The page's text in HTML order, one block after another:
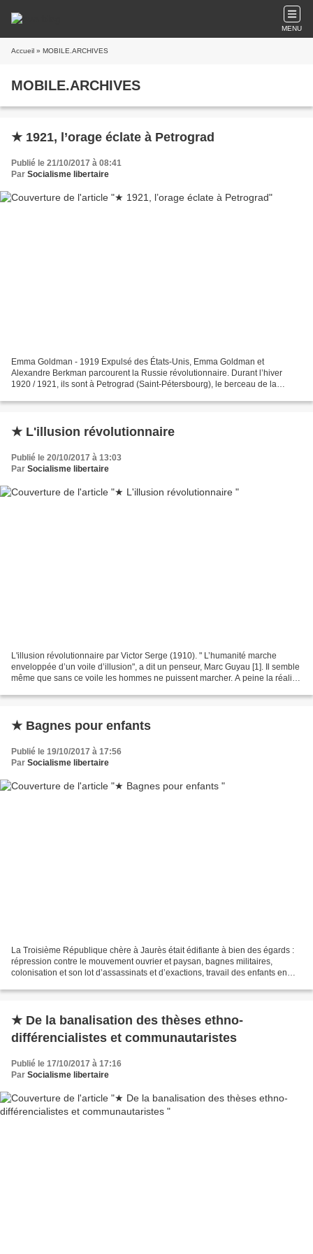
MENU
Accueil » MOBILE.ARCHIVES
MOBILE.ARCHIVES
★ 1921, l’orage éclate à Petrograd
Publié le 21/10/2017 à 08:41
Par Socialisme libertaire
Emma Goldman - 1919 Expulsé des États-Unis, Emma Goldman et
Alexandre Berkman parcourent la Russie révolutionnaire. Durant l’hiver
1920 / 1921, ils sont à Petrograd (Saint-Pétersbourg), le berceau de la
★ L'illusion révolutionnaire
Publié le 20/10/2017 à 13:03
Par Socialisme libertaire
L'illusion révolutionnaire par Victor Serge (1910). " L’humanité marche
enveloppée d’un voile d’illusion", a dit un penseur, Marc Guyau [1]. Il semble
même que sans ce voile les hommes ne puissent marcher. A peine la réalité
★ Bagnes pour enfants
Publié le 19/10/2017 à 17:56
Par Socialisme libertaire
La Troisième République chère à Jaurès était édifiante à bien des égards :
répression contre le mouvement ouvrier et paysan, bagnes militaires,
colonisation et son lot d’assassinats et d’exactions, travail des enfants en
★ De la banalisation des thèses ethno-
différencialistes et communautaristes
Publié le 17/10/2017 à 17:16
Par Socialisme libertaire